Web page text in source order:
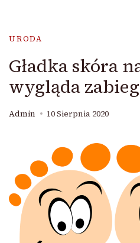
URODA
Gładka skóra
wygląda
Admin 10 Sierpnia 2020